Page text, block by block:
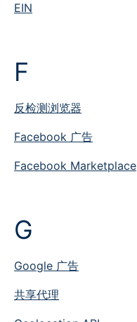
EIN
F
反检测浏览器
Facebook 广告
Facebook Marketplace
G
Google 广告
共享代理